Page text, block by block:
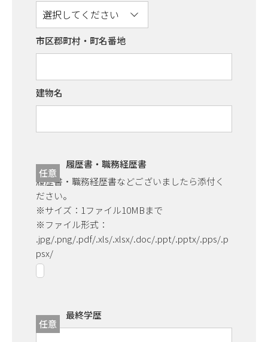
市区郡町村・町名番地
建物名
履歴書・職務経歴書
任意
履歴書・職務経歴書などございましたら添付く
ださい。
※サイズ：1ファイル10MBまで
※ファイル形式：
.jpg/.png/.pdf/.xls/.xlsx/.doc/.ppt/.pptx/.pps/.p
psx/
最終学歴
任意